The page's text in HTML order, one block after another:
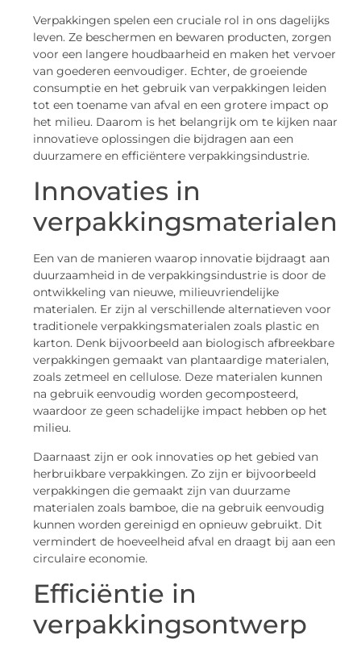
Verpakkingen spelen een cruciale rol in ons dagelijks
leven. Ze beschermen en bewaren producten, zorgen
voor een langere houdbaarheid en maken het vervoer
van goederen eenvoudiger. Echter, de groeiende
consumptie en het gebruik van verpakkingen leiden
tot een toename van afval en een grotere impact op
het milieu. Daarom is het belangrijk om te kijken naar
innovatieve oplossingen die bijdragen aan een
duurzamere en efficiëntere verpakkingsindustrie.
Innovaties in
verpakkingsmaterialen
Een van de manieren waarop innovatie bijdraagt aan
duurzaamheid in de verpakkingsindustrie is door de
ontwikkeling van nieuwe, milieuvriendelijke
materialen. Er zijn al verschillende alternatieven voor
traditionele verpakkingsmaterialen zoals plastic en
karton. Denk bijvoorbeeld aan biologisch afbreekbare
verpakkingen gemaakt van plantaardige materialen,
zoals zetmeel en cellulose. Deze materialen kunnen
na gebruik eenvoudig worden gecomposteerd,
waardoor ze geen schadelijke impact hebben op het
milieu.
Daarnaast zijn er ook innovaties op het gebied van
herbruikbare verpakkingen. Zo zijn er bijvoorbeeld
verpakkingen die gemaakt zijn van duurzame
materialen zoals bamboe, die na gebruik eenvoudig
kunnen worden gereinigd en opnieuw gebruikt. Dit
vermindert de hoeveelheid afval en draagt bij aan een
circulaire economie.
Efficiëntie in
verpakkingsontwerp